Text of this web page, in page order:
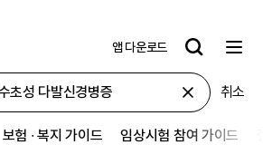
앱 다운로드
취소
보험 ∙ 복지 가이드 임상시험 참여 가이드